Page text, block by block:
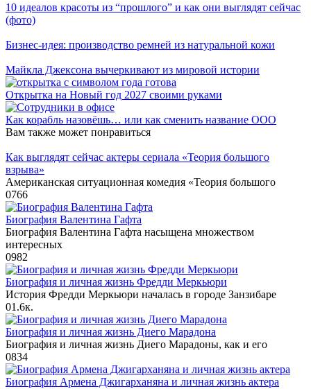
10 идеалов красоты из “прошлого” и как они выглядят сейчас
(фото)
Бизнес-идея: производство ремней из натуральной кожи
Майкла Джексона вычеркивают из мировой истории
Открытка на Новый год 2027 своими руками
Как корабль назовëшь… или как сменить название ООО
Вам также может понравиться
Как выглядят сейчас актеры сериала «Теория большого
взрыва»
Американская ситуационная комедия «Теория большого
0766
Биография Валентина Гафта
Биография Валентина Гафта насыщена множеством
интересных
0982
Биография и личная жизнь Фредди Меркьюри
История Фредди Меркьюри началась в городе Занзибаре
01.6к.
Биография и личная жизнь Диего Марадона
Биография и личная жизнь Диего Марадоны, как и его
0834
Биография Армена Джигарханяна и личная жизнь актера